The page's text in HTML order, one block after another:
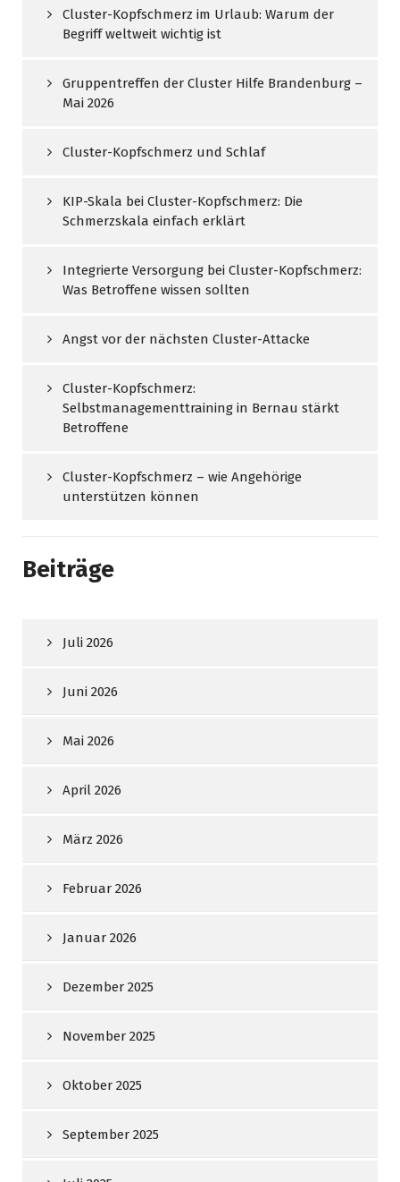
Cluster-Kopfschmerz im Urlaub: Warum der
Begriff weltweit wichtig ist
Gruppentreffen der Cluster Hilfe Brandenburg –
Mai 2026
Cluster-Kopfschmerz und Schlaf
KIP-Skala bei Cluster-Kopfschmerz: Die
Schmerzskala einfach erklärt
Integrierte Versorgung bei Cluster-Kopfschmerz:
Was Betroffene wissen sollten
Angst vor der nächsten Cluster-Attacke
Cluster-Kopfschmerz:
Selbstmanagementtraining in Bernau stärkt
Betroffene
Cluster-Kopfschmerz – wie Angehörige
unterstützen können
Beiträge
Juli 2026
Juni 2026
Mai 2026
April 2026
März 2026
Februar 2026
Januar 2026
Dezember 2025
November 2025
Oktober 2025
September 2025